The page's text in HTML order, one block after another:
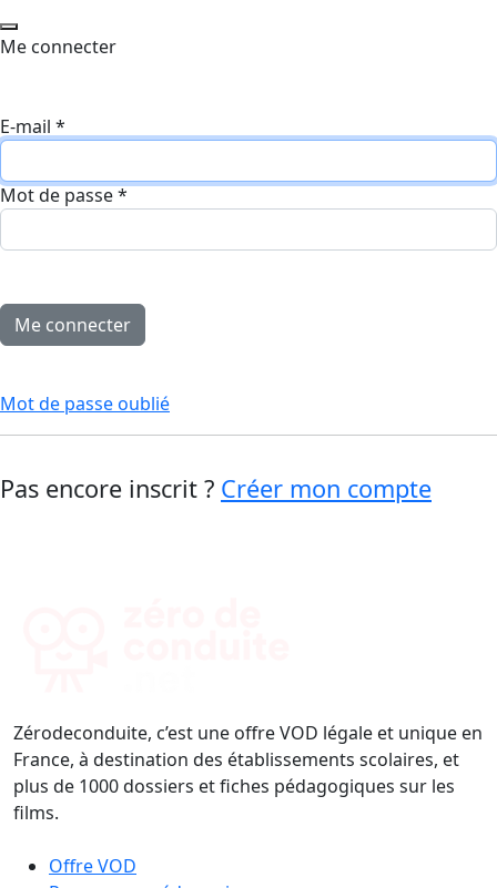
Me connecter
E-mail *
Mot de passe*
Mot de passe oublié
Pas encore inscrit ? Créer mon compte
Zérodeconduite, c’est une offre VOD légale et unique en
France, à destination des établissements scolaires, et
plus de 1000 dossiers et fiches pédagogiques sur les
films.
Offre VOD